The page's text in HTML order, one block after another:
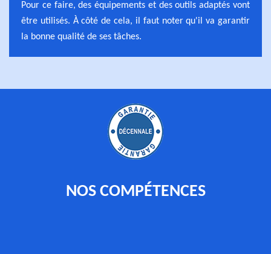
Pour ce faire, des équipements et des outils adaptés vont
être utilisés. À côté de cela, il faut noter qu'il va garantir
la bonne qualité de ses tâches.
NOS COMPÉTENCES